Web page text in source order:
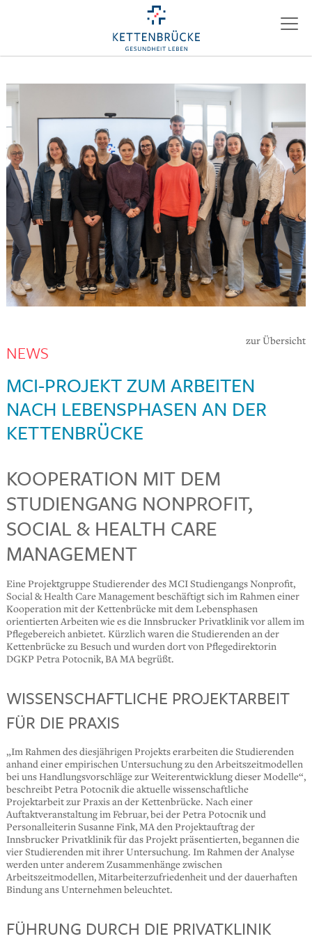
zur Übersicht
NEWS
MCI-PROJEKT ZUM ARBEITEN
NACH LEBENSPHASEN AN DER
KETTENBRÜCKE
KOOPERATION MIT DEM
STUDIENGANG NONPROFIT,
SOCIAL & HEALTH CARE
MANAGEMENT
Eine Projektgruppe Studierender des MCI Studiengangs Nonprofit,
Social & Health Care Management beschäftigt sich im Rahmen einer
Kooperation mit der Kettenbrücke mit dem Lebensphasen
orientierten Arbeiten wie es die Innsbrucker Privatklinik vor allem im
Pflegebereich anbietet. Kürzlich waren die Studierenden an der
Kettenbrücke zu Besuch und wurden dort von Pflegedirektorin
DGKP Petra Potocnik, BA MA begrüßt.
WISSENSCHAFTLICHE PROJEKTARBEIT
FÜR DIE PRAXIS
„Im Rahmen des diesjährigen Projekts erarbeiten die Studierenden
anhand einer empirischen Untersuchung zu den Arbeitszeitmodellen
bei uns Handlungsvorschläge zur Weiterentwicklung dieser Modelle“,
beschreibt Petra Potocnik die aktuelle wissenschaftliche
Projektarbeit zur Praxis an der Kettenbrücke. Nach einer
Auftaktveranstaltung im Februar, bei der Petra Potocnik und
Personalleiterin Susanne Fink, MA den Projektauftrag der
Innsbrucker Privatklinik für das Projekt präsentierten, begannen die
vier Studierenden mit ihrer Untersuchung. Im Rahmen der Analyse
werden unter anderem Zusammenhänge zwischen
Arbeitszeitmodellen, Mitarbeiterzufriedenheit und der dauerhaften
Bindung ans Unternehmen beleuchtet.
FÜHRUNG DURCH DIE PRIVATKLINIK